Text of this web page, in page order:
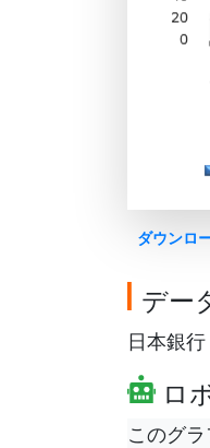
ダウンロ
デー
日本銀
ロ
このグ